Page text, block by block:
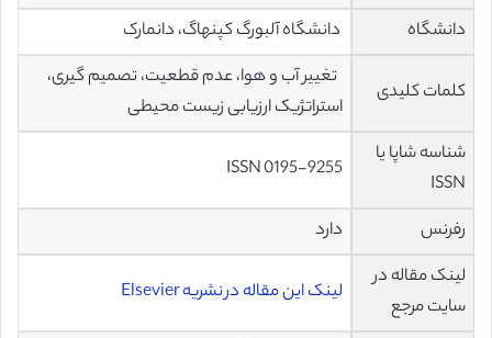
دانشگاه
دانشگاه آلبورگ کپنهاگ، دانمارک
کلمات کلیدی
تغییر آب و هوا، عدم قطعیت، تصمیم گیری،
استراتژیک ارزیابی زیست محیطی
شناسه شاپا یا
ISSN
ISSN 0195-9255
رفرنس
دارد
لینک مقاله در
سایت مرجع
لینک این مقاله در نشریه Elsevier